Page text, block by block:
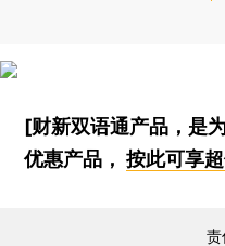
[财新双语通产品，是
优惠产品，按此可享
责